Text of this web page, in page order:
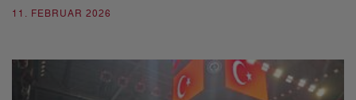
11. FEBRUAR 2026